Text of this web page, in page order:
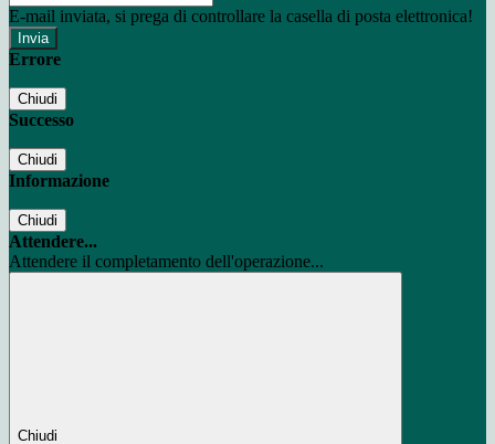
E-mail inviata, si prega di controllare la casella di posta elettronica!
Errore
Chiudi
Successo
Chiudi
Informazione
Chiudi
Attendere...
Attendere il completamento dell'operazione...
Chiudi